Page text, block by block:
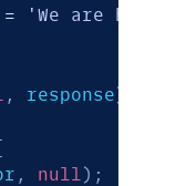
=
'We are
, response)
, null ) ;